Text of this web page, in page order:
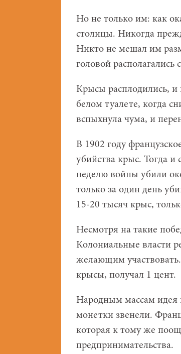
Но не только им: как
столицы. Никогда
Никто не мешал им
головой
Крысы расплодились,
белом туалете, когда
вспыхнула чума, и
В 1902 году
убийства крыс. Тогда
неделю войны убили
только за один день
15-20 тысяч крыс,
Несмотря на такие
Колониальные власти
желающим
крысы, получал 1 цент.
Народным массам идея
монетки звенели.
которая к тому же
предпринимательства.